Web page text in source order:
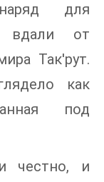
для
вдали от
Так'рут.
как
под
честно, и